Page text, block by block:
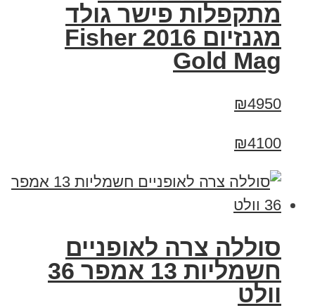
מתקפלות פישר גולד
מגנזיום 2016 Fisher
Gold Mag
₪4950
₪4100
סוללה צרה לאופניים
חשמליות 13 אמפר 36
וולט